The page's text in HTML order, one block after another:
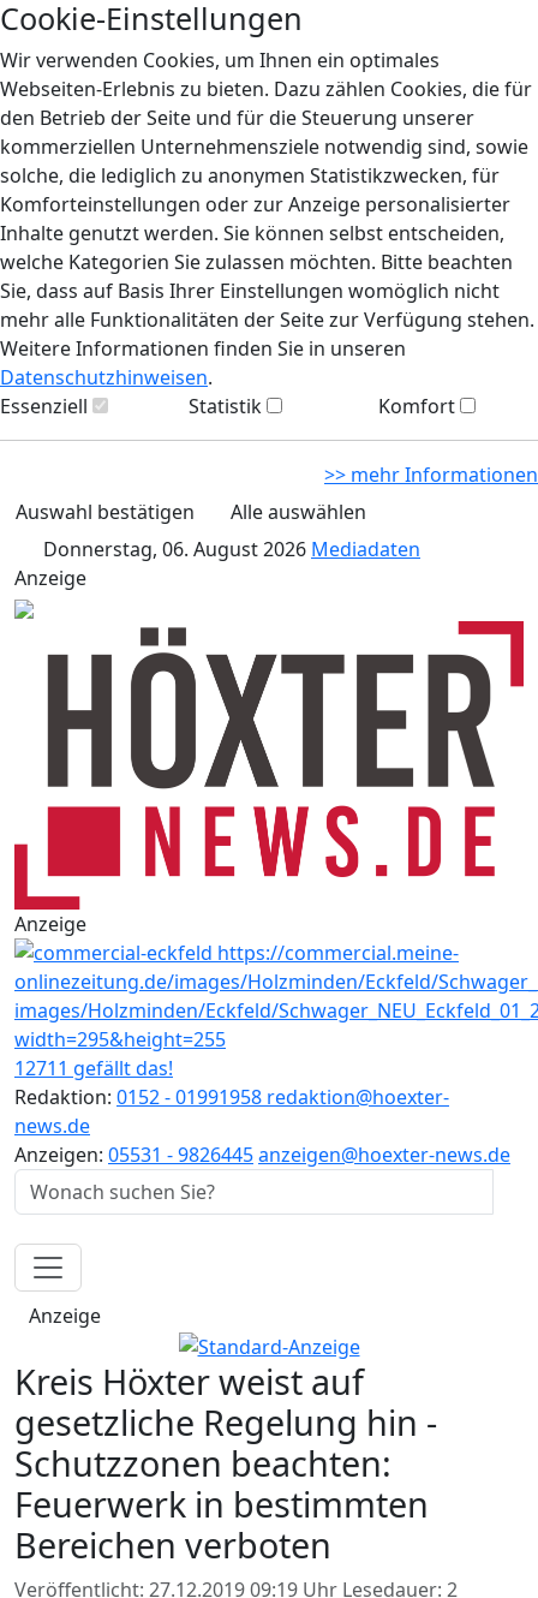
Cookie-Einstellungen
Wir verwenden Cookies, um Ihnen ein optimales
Webseiten-Erlebnis zu bieten. Dazu zählen Cookies, die für
den Betrieb der Seite und für die Steuerung unserer
kommerziellen Unternehmensziele notwendig sind, sowie
solche, die lediglich zu anonymen Statistikzwecken, für
Komforteinstellungen oder zur Anzeige personalisierter
Inhalte genutzt werden. Sie können selbst entscheiden,
welche Kategorien Sie zulassen möchten. Bitte beachten
Sie, dass auf Basis Ihrer Einstellungen womöglich nicht
mehr alle Funktionalitäten der Seite zur Verfügung stehen.
Weitere Informationen finden Sie in unseren
Datenschutzhinweisen.
Essenziell
Statistik Komfort
>> mehr Informationen
Auswahl bestätigen
Alle auswählen
Donnerstag, 06. August 2026 Mediadaten
Anzeige
Anzeige
12711 gefällt das!
Redaktion: 0152 - 01991958 redaktion@hoexter-
news.de
Anzeigen: 05531 - 9826445anzeigen@hoexter-news.de
Anzeige
Kreis Höxter weist auf
gesetzliche Regelung hin -
Schutzzonen beachten:
Feuerwerk in bestimmten
Bereichen verboten
Veröffentlicht: 27.12.2019 09:19 Uhr Lesedauer: 2